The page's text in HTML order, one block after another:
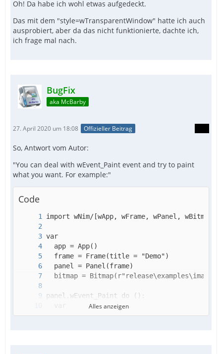
Oh! Da habe ich wohl etwas aufgedeckt.
Das mit dem "style=wTransparentWindow" hatte ich auch
ausprobiert, aber da das nicht funktionierte, dachte ich,
ich frage mal nach.
BugFix
aka McBarby
27. April 2020 um 18:08 Offizieller Beitrag
So, Antwort vom Autor:
"You can deal with wEvent_Paint event and try to paint
what you want. For example:"
Code
Alles anzeigen